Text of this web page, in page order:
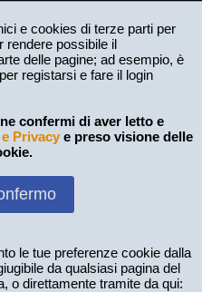
e cookies di terze parti per
rendere possibile il
delle pagine; ad esempio, è
registarsi e fare il login
confermi di aver letto e
Privacy e preso visione delle
le tue preferenze cookie dalla
da qualsiasi pagina del
o direttamente tramite da qui: